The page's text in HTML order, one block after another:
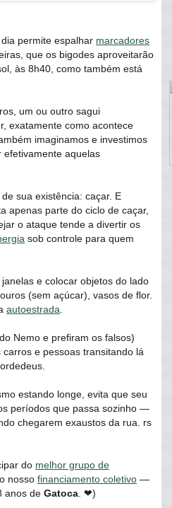
permite espalhar marcadores
que os bigodes aproveitarão
às 8h40, como também está
um ou outro sagui
exatamente como acontece
imaginamos e investimos
aquelas
sua existência: caçar. E
apenas parte do ciclo de caçar,
o ataque tende a divertir os
sob controle para quem
e colocar objetos do lado
(sem açúcar), vasos de flor.
autoestrada
Nemo e prefiram os falsos)
e pessoas transitando lá
estando longe, evita que seu
períodos que passa sozinho ―
chegarem exaustos da rua. rs
do melhor grupo de
nosso financiamento coletivo —
anos de Gatoca . ❤)